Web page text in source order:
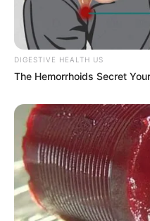
DIGESTIVE HEALTH US
The Hemorrhoids Secret